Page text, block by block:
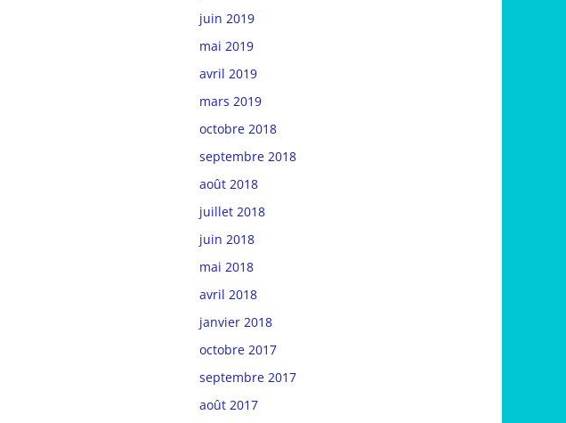
juin 2019
mai 2019
avril 2019
mars 2019
octobre 2018
septembre 2018
août 2018
juillet 2018
juin 2018
mai 2018
avril 2018
janvier 2018
octobre 2017
septembre 2017
août 2017